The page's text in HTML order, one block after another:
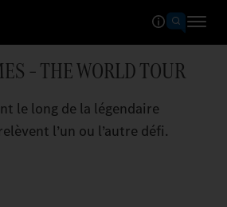
– THE WORLD TOUR
le long de la légendaire
l’un ou l’autre défi.